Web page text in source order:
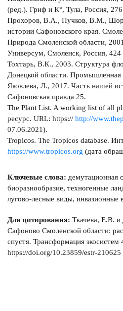
(ред.). Гриф и К°, Тула, Россия,
Прохоров, В.А., Пучков, В.М.,
истории Сафоновского края.
Природа Смоленской области,
Универсум, Смоленск, Россия, 424
Тохтарь, В.К., 2003. Структура
Донецкой области. Промышленная
Яковлева, Л., 2017. Часть нашей
Сафоновская правда 25.
The Plant List. A working list of all
ресурс. URL: https:// http://
07.06.2021).
Tropicos. The Tropicos database.
https://www.tropicos.org (дата
Ключевые слова: демутационная
биоразнообразие, техногенные
лугово-лесные виды, инвазионные
Для цитирования: Ткачева, Е.В. и
Сафоново Смоленской области:
спустя. Трансформация экосистем
https://doi.org/10.23859/estr-210625